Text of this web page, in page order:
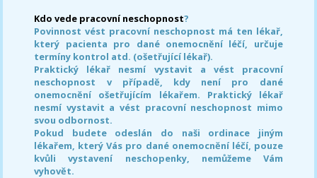
Kdo vede pracovní neschopnost?
Povinnost vést pracovní neschopnost má ten lékař,
který pacienta pro dané onemocnění léčí, určuje
termíny kontrol atd. (ošetřující lékař).
Praktický lékař nesmí vystavit a vést pracovní
neschopnost v případě, kdy není pro dané
onemocnění ošetřujícím lékařem. Praktický lékař
nesmí vystavit a vést pracovní neschopnost mimo
svou odbornost.
Pokud budete odeslán do naši ordinace jiným
lékařem, který Vás pro dané onemocnění léčí, pouze
kvůli vystavení neschopenky, nemůžeme Vám
vyhovět.